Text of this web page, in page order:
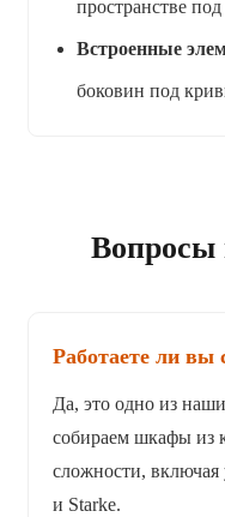
пространстве
Встроенные
боковин под
Вопросы
Работаете ли
Да, это одно из
собираем шкафы из
сложности, включая
и Starke.